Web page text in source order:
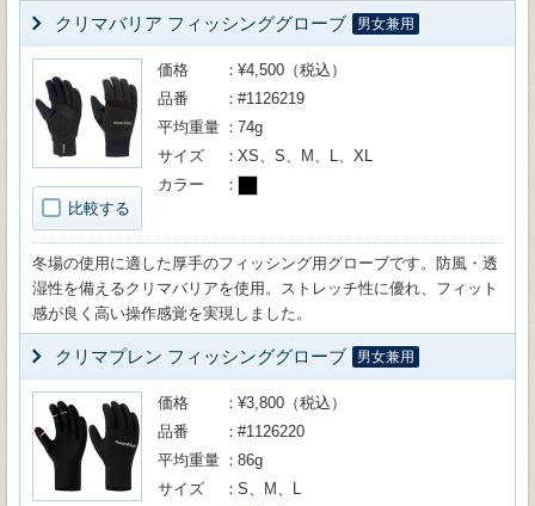
クリマバリア フィッシンググローブ 男女兼用
比較する
価格
¥4,500（税込）
品番
#1126219
平均重量
74g
サイズ
XS、S、M、L、XL
カラー
冬場の使用に適した厚手のフィッシング用グローブです。防風・透
湿性を備えるクリマバリアを使用。ストレッチ性に優れ、フィット
感が良く高い操作感覚を実現しました。
クリマプレン フィッシンググローブ 男女兼用
価格
¥3,800（税込）
品番
#1126220
平均重量
86g
サイズ
S、M、L